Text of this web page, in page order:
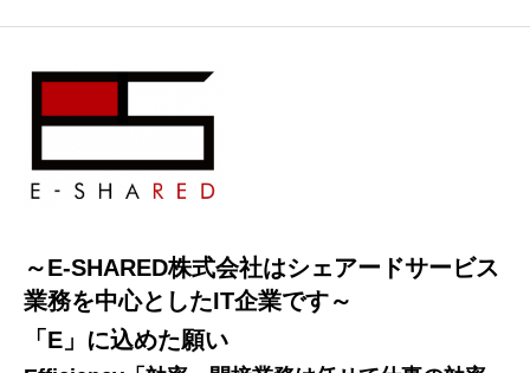
～E-SHARED株式会社はシェアードサービス
業務を中心としたIT企業です～
「E」に込めた願い